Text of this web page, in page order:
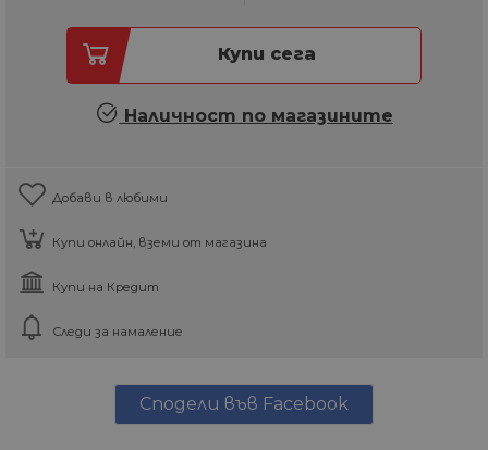
Купи сега
Наличност по магазините
Добави в любими
Купи онлайн, вземи от магазина
Купи на Кредит
Следи за намаление
Сподели във Facebook